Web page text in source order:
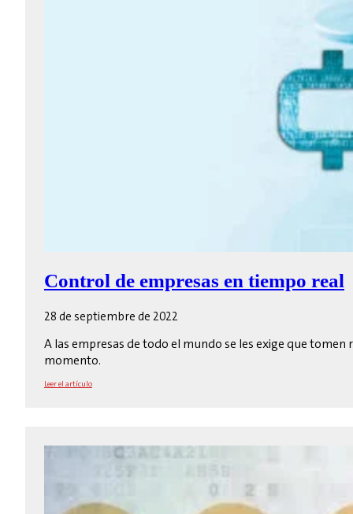
Control de empresas en tiempo real
28 de septiembre de 2022
A las empresas de todo el mundo se les exige que
momento.
Leer el artículo